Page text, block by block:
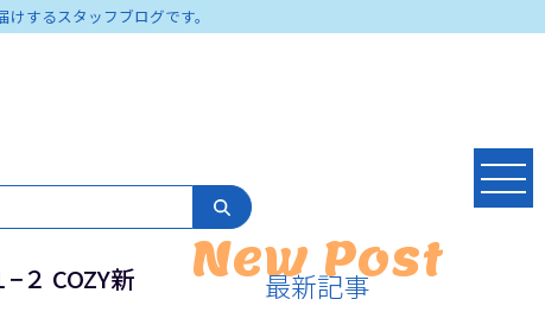
するスタッフブログです。
２ COZY新
New Post
最新記事